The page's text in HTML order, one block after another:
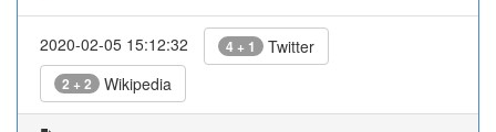
2020-02-05 15:12:32 4 + 1 Twitter
2 + 2 Wikipedia